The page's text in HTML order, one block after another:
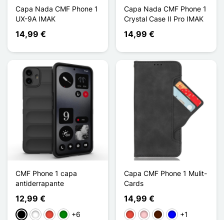
Capa Nada CMF Phone 1
UX-9A IMAK
14,99 €
Capa Nada CMF Phone 1
Crystal Case II Pro IMAK
14,99 €
CMF Phone 1 capa
antiderrapante
12,99 €
PretoBrancoVermelho
Verde
+6
Capa CMF Phone 1 Mulit-
Cards
14,99 €
Vermelho
RosaCastanho escuro
Azul+1